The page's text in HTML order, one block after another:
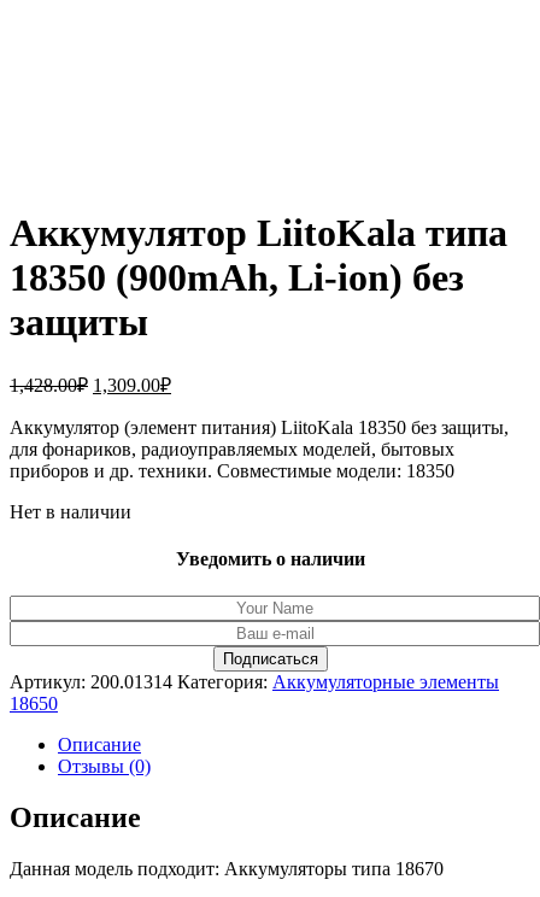
Аккумулятор LiitoKala типа
18350 (900mAh, Li-ion) без
защиты
1,428.00₽ Первоначальная
составляла
1,428.00₽.
1,309.00₽Текущая
1,309.00₽.
Аккумулятор (элемент питания) LiitoKala 18350 без защиты,
для фонариков, радиоуправляемых моделей, бытовых
приборов и др. техники. Совместимые модели: 18350
Нет в наличии
Уведомить о наличии
Артикул: 200.01314 Категория: Аккумуляторные элементы
18650
Описание
Отзывы (0)
Описание
Данная модель подходит: Аккумуляторы типа 18670